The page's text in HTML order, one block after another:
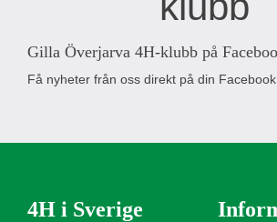
Gilla Överjarva 4H-klubb på
Få nyheter från oss direkt på din Facebook.
4H i Sverige